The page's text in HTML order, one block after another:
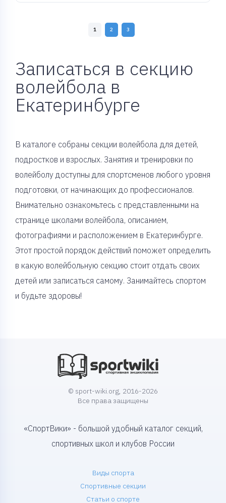
1 2 3
Записаться в секцию
волейбола в
Екатеринбурге
В каталоге собраны секции волейбола для детей,
подростков и взрослых. Занятия и тренировки по
волейболу доступны для спортсменов любого уровня
подготовки, от начинающих до профессионалов.
Внимательно ознакомьтесь с представленными на
странице школами волейбола, описанием,
фотографиями и расположением в Екатеринбурге.
Этот простой порядок действий поможет определить
в какую волейбольную секцию стоит отдать своих
детей или записаться самому. Занимайтесь спортом
и будьте здоровы!
© sport-wiki.org, 2016-2026
Все права защищены
«СпортВики» - большой удобный каталог секций,
спортивных школ и клубов России
Виды спорта
Спортивные секции
Статьи о спорте